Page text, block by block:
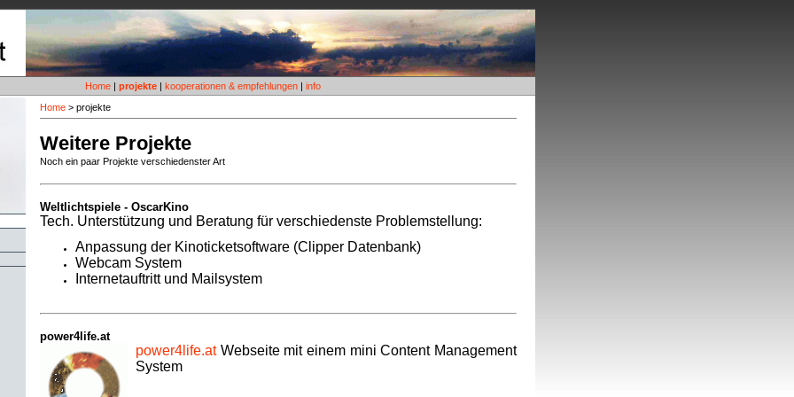
Home | projekte | kooperationen & empfehlungen | info
Home > projekte
Weitere Projekte
Noch ein paar Projekte verschiedenster Art
Weltlichtspiele - OscarKino
Tech. Unterstützung und Beratung für verschiedenste Problemstellung:
Anpassung der Kinoticketsoftware (Clipper Datenbank)
Webcam System
Internetauftritt und Mailsystem
power4life.at
power4life.atWebseite mit einem mini Content Management
System